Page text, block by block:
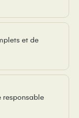
et de
responsable